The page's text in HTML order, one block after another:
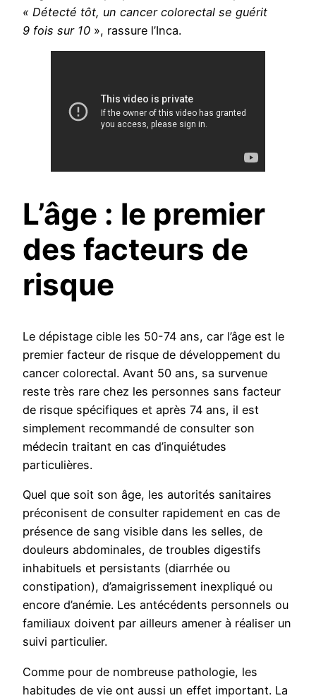
« Détecté tôt, un cancer colorectal se guérit
9 fois sur 10 », rassure l’Inca.
L’âge : le premier
des facteurs de
risque
Le dépistage cible les 50-74 ans, car l’âge est le
premier facteur de risque de développement du
cancer colorectal. Avant 50 ans, sa survenue
reste très rare chez les personnes sans facteur
de risque spécifiques et après 74 ans, il est
simplement recommandé de consulter son
médecin traitant en cas d’inquiétudes
particulières.
Quel que soit son âge, les autorités sanitaires
préconisent de consulter rapidement en cas de
présence de sang visible dans les selles, de
douleurs abdominales, de troubles digestifs
inhabituels et persistants (diarrhée ou
constipation), d’amaigrissement inexpliqué ou
encore d’anémie. Les antécédents personnels ou
familiaux doivent par ailleurs amener à réaliser un
suivi particulier.
Comme pour de nombreuse pathologie, les
habitudes de vie ont aussi un effet important. La